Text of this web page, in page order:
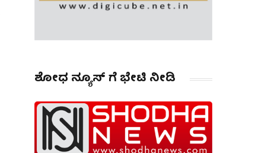
ಶೋಧ ನ್ಯೂಸ್ ಗೆ ಭೇಟಿ ನೀಡಿ